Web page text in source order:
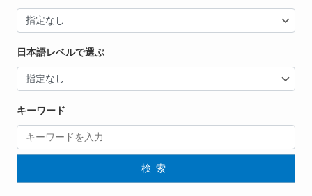
日本語レベルで選ぶ
キーワード
検索